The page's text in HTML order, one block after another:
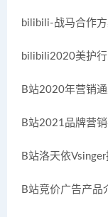
bilibili-战马合作
bilibili2020美护
B站2020年营销
B站2021品牌营
B站洛天依
B站竞价广告产品